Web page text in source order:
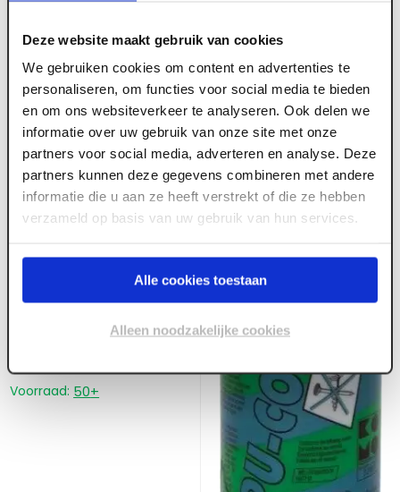
Deze website maakt gebruik van cookies
We gebruiken cookies om content en advertenties te
personaliseren, om functies voor social media te bieden
en om ons websiteverkeer te analyseren. Ook delen we
informatie over uw gebruik van onze site met onze
partners voor social media, adverteren en analyse. Deze
partners kunnen deze gegevens combineren met andere
informatie die u aan ze heeft verstrekt of die ze hebben
verzameld op basis van uw gebruik van hun services.
Alle cookies toestaan
Alleen noodzakelijke cookies
ART004581
Tec7 XealPro Lichtgrijs -
patroon 310ML
Voorraad: 50+